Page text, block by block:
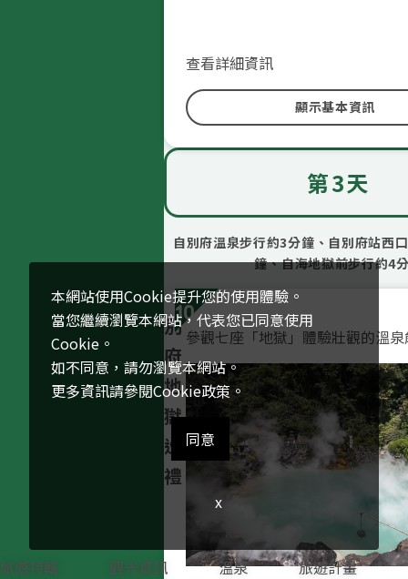
查看詳細資訊
顯示基本資訊
第3天
自別府溫泉步行約3分鐘、自別府站西
鐘、自海地獄前步行約4
10
別
府
地
獄
巡
禮
參觀七座「地獄」體驗壯觀的溫
旅遊特輯 觀光資訊 溫泉 旅遊計畫
本網站使用Cookie提升您的使用體驗。
當您繼續瀏覽本網站，代表您已同意使用
Cookie。
如不同意，請勿瀏覽本網站。
更多資訊請參閱Cookie政策。
同意
x